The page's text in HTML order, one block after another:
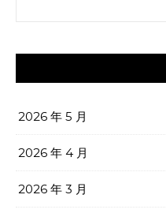
2026 年 5 月
2026 年 4 月
2026 年 3 月